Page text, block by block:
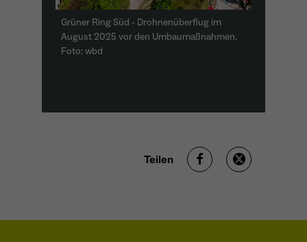
Grüner Ring Süd - Drohnenüberflug im
August 2025 vor den Umbaumaßnahmen.
Foto: wbd
Teilen